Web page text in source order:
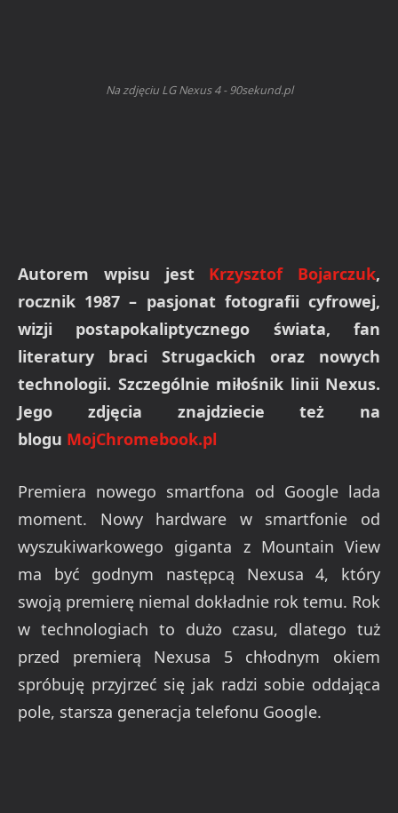
Na zdjęciu LG Nexus 4 - 90sekund.pl
Autorem wpisu jest Krzysztof Bojarczuk,
rocznik 1987 – pasjonat fotografii cyfrowej,
wizji postapokaliptycznego świata, fan
literatury braci Strugackich oraz nowych
technologii. Szczególnie miłośnik linii Nexus.
Jego zdjęcia znajdziecie też na
blogu MojChromebook.pl
Premiera nowego smartfona od Google lada
moment. Nowy hardware w smartfonie od
wyszukiwarkowego giganta z Mountain View
ma być godnym następcą Nexusa 4, który
swoją premierę niemal dokładnie rok temu. Rok
w technologiach to dużo czasu, dlatego tuż
przed premierą Nexusa 5 chłodnym okiem
spróbuję przyjrzeć się jak radzi sobie oddająca
pole, starsza generacja telefonu Google.